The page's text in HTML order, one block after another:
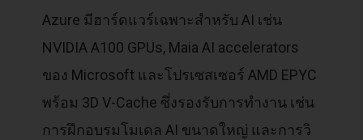
Azure มีฮาร์ดแวร์เฉพาะสำหรับ AI เช่น
NVIDIA A100 GPUs, Maia AI accelerators
ของ Microsoft และโปรเซสเซอร์ AMD EPYC
พร้อม 3D V-Cache ซึ่งรองรับการทำงาน เช่น
การฝึกอบรมโมเดล AI ขนาดใหญ่ และการวิ